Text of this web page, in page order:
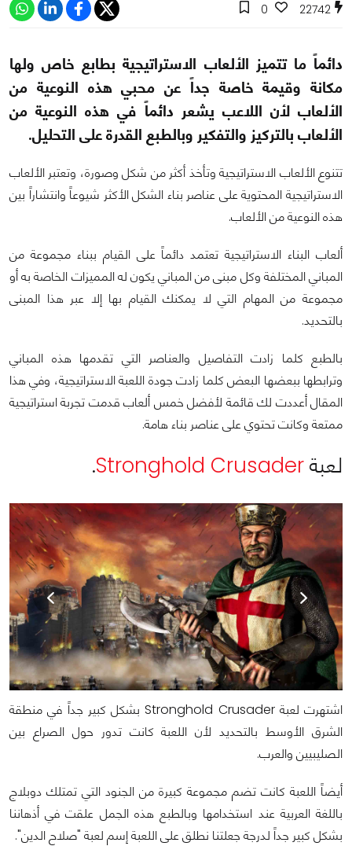
22742
0
دائماً ما تتميز الألعاب الاستراتيجية بطابع خاص ولها
مكانة وقيمة خاصة جداً عن محبي هذه النوعية من
الألعاب لأن اللاعب يشعر دائماً في هذه النوعية من
الألعاب بالتركيز والتفكير وبالطبع القدرة على التحليل.
تتنوع الألعاب الاستراتيجية وتأخذ أكثر من شكل وصورة، وتعتبر الألعاب
الاستراتيجية المحتوية على عناصر بناء الشكل الأكثر شيوعاً وانتشاراً بين
هذه النوعية من الألعاب.
ألعاب البناء الاستراتيجية تعتمد دائماً على القيام ببناء مجموعة من
المباني المختلفة وكل مبنى من المباني يكون له المميزات الخاصة به أو
مجموعة من المهام التي لا يمكنك القيام بها إلا عبر هذا المبنى
بالتحديد.
بالطبع كلما زادت التفاصيل والعناصر التي تقدمها هذه المباني
وترابطها ببعضها البعض كلما زادت جودة اللعبة الاستراتيجية، وفي هذا
المقال أعددت لك قائمة لأفضل خمس ألعاب قدمت تجربة استراتيجية
ممتعة وكانت تحتوي على عناصر بناء هامة.
لعبةStronghold Crusader
.
اشتهرت لعبة Stronghold Crusader بشكل كبير جداً في منطقة
الشرق الأوسط بالتحديد لأن اللعبة كانت تدور حول الصراع بين
الصليبيين والعرب.
أيضاً اللعبة كانت تضم مجموعة كبيرة من الجنود التي تمتلك دوبلاج
باللغة العربية عند استخدامها وبالطبع هذه الجمل علقت في أذهاننا
بشكل كبير جداً لدرجة جعلتنا نطلق على اللعبة إسم لعبة "صلاح الدين".